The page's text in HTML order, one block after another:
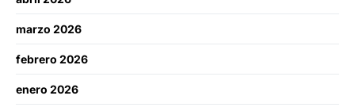
marzo 2026
febrero 2026
enero 2026